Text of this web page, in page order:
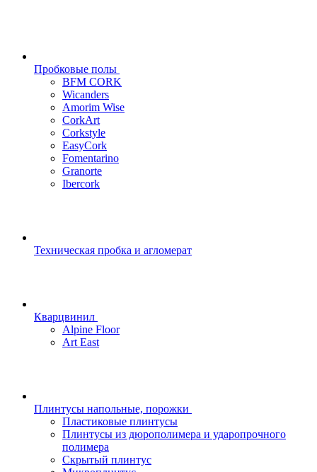
Пробковые полы
BFM CORK
Wicanders
Amorim Wise
CorkArt
Corkstyle
EasyCork
Fomentarino
Granorte
Ibercork
Техническая пробка и агломерат
Кварцвинил
Alpine Floor
Art East
Плинтусы напольные, порожки
Пластиковые плинтусы
Плинтусы из дюрополимера и ударопрочного
полимера
Скрытый плинтус